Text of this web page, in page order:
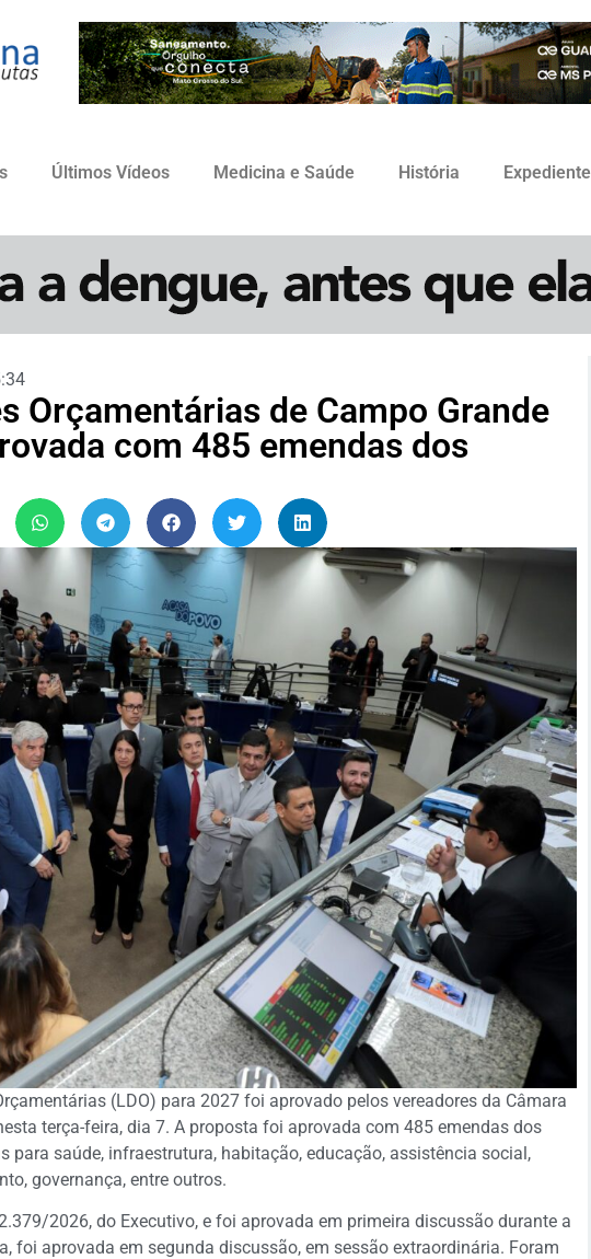
Últimos Vídeos Medicina e Saúde História Expediente
Orçamentárias de Campo Grande
com 485 emendas dos
(LDO) para 2027 foi aprovado pelos vereadores da Câmara
terça-feira, dia 7. A proposta foi aprovada com 485 emendas dos
para saúde, infraestrutura, habitação, educação, assistência social,
governança, entre outros.
2026, do Executivo, e foi aprovada em primeira discussão durante a
foi aprovada em segunda discussão, em sessão extraordinária. Foram